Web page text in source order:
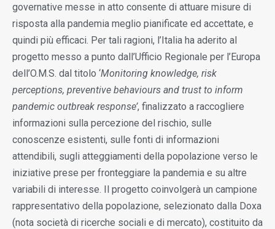
governative messe in atto consente di attuare misure di
risposta alla pandemia meglio pianificate ed accettate, e
quindi più efficaci. Per tali ragioni, l’Italia ha aderito al
progetto messo a punto dall’Ufficio Regionale per l’Europa
dell’O.M.S. dal titolo ‘Monitoring knowledge, risk
perceptions, preventive behaviours and trust to inform
pandemic outbreak response’, finalizzato a raccogliere
informazioni sulla percezione del rischio, sulle
conoscenze esistenti, sulle fonti di informazioni
attendibili, sugli atteggiamenti della popolazione verso le
iniziative prese per fronteggiare la pandemia e su altre
variabili di interesse. Il progetto coinvolgerà un campione
rappresentativo della popolazione, selezionato dalla Doxa
(nota società di ricerche sociali e di mercato), costituito da